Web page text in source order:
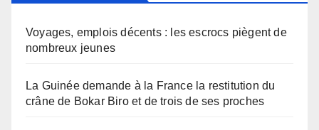
Voyages, emplois décents : les escrocs piègent de
nombreux jeunes
La Guinée demande à la France la restitution du
crâne de Bokar Biro et de trois de ses proches